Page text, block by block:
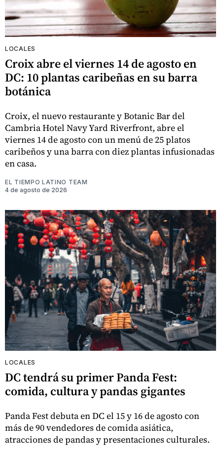
LOCALES
Croix abre el viernes 14 de agosto en
DC: 10 plantas caribeñas en su barra
botánica
Croix, el nuevo restaurante y Botanic Bar del
Cambria Hotel Navy Yard Riverfront, abre el
viernes 14 de agosto con un menú de 25 platos
caribeños y una barra con diez plantas infusionadas
en casa.
EL TIEMPO LATINO TEAM
4 de agosto de 2026
LOCALES
DC tendrá su primer Panda Fest:
comida, cultura y pandas gigantes
Panda Fest debuta en DC el 15 y 16 de agosto con
más de 90 vendedores de comida asiática,
atracciones de pandas y presentaciones culturales.